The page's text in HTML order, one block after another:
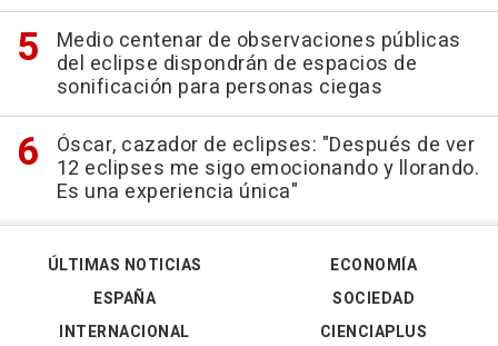
Medio centenar de observaciones públicas
del eclipse dispondrán de espacios de
sonificación para personas ciegas
Óscar, cazador de eclipses: "Después de ver
12 eclipses me sigo emocionando y llorando.
Es una experiencia única"
ÚLTIMAS NOTICIAS
ESPAÑA
INTERNACIONAL
ECONOMÍA
SOCIEDAD
CIENCIAPLUS